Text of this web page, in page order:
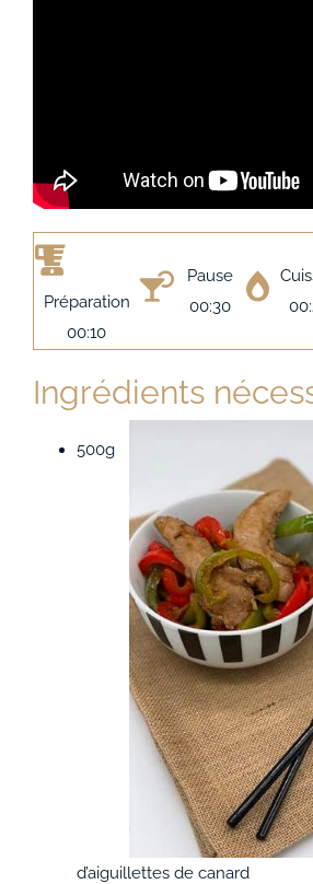
Préparation
00:10
Pause
00:30
Ingrédients
500g
d’aiguillettes de canard